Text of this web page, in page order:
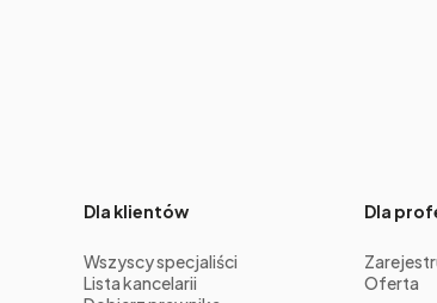
Dla klientów
Wszyscy specjaliści
Lista kancelarii
Dla
Oferta